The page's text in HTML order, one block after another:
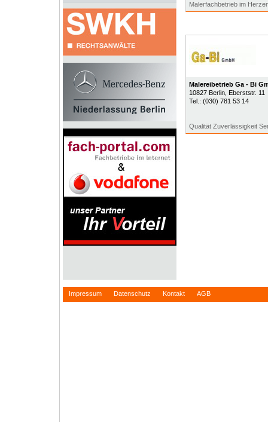
Malerfachbetrieb im
Malereibetrieb Ga - Bi
10827 Berlin, Eberststr. 11
Tel.: (030) 781 53 14
Qualität Zuverlässigkeit
Impressum Datenschutz Kontakt AGB